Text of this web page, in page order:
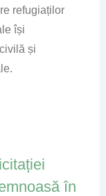
refugiaților
își
și
în